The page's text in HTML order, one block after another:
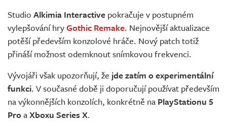
Živě
Studio Alkimia Interactive pokračuje v postupném
vylepšování hryGothic Remake. Nejnovější aktualizace
potěší především konzolové hráče. Nový patch totiž
přináší možnost odemknout snímkovou frekvenci.
Vývojáři však upozorňují, že jde zatím o experimentální
funkci. V současné době ji doporučují používat především
na výkonnějších konzolích, konkrétně na PlayStationu 5
Pro aXboxu Series X.